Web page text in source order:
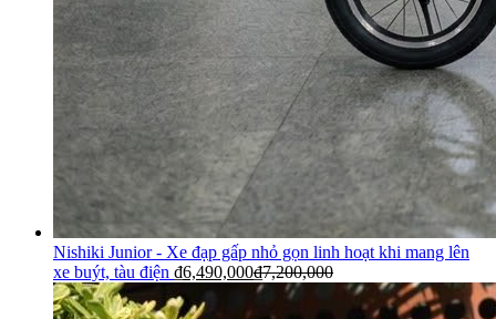
Nishiki Junior - Xe đạp gấp nhỏ gọn linh hoạt khi mang lên
xe buýt, tàu điện ₫6,490,000₫7,200,000